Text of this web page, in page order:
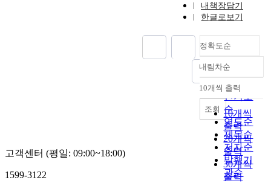
내책장담기
한글로보기
정확도순
정확도
순
인기도
순
연도순
제목순
저자순
발행기
관순
내림차순
내림차순
10개씩 출력
10개씩
출력
20개씩
출력
30개씩
출력
조회
고객센터 (평일: 09:00~18:00)
1599-3122